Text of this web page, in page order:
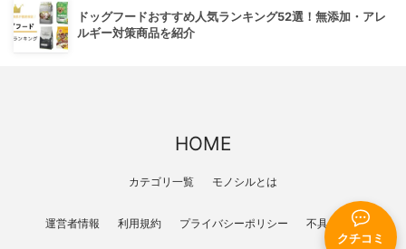
クチコミ
ドッグフードおすすめ人気ランキング52選！無添加・アレ
ルギー対策商品を紹介
HOME
カテゴリ一覧 モノシルとは
運営者情報 利用規約 プライバシーポリシー 不具合報告